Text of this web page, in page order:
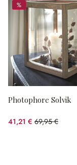
%
%
Photophore Solvik
41,21 € 69,95 €
(41.09%spared)